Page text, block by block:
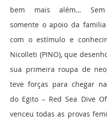
bem mais além… Sem
somente o apoio da
com o estímulo e
Nicolleti (PINO), que
sua primeira roupa de
teve forças para chegar
do Egito – Red Sea Dive
venceu todas as provas